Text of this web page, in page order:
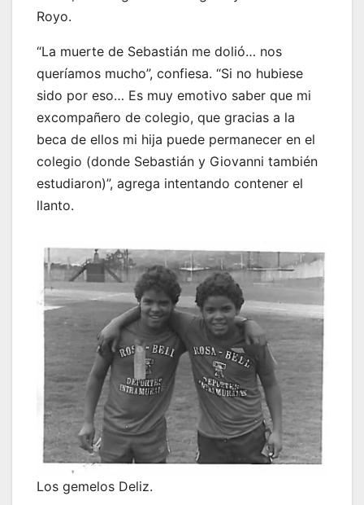
Royo.
“La muerte de Sebastián me dolió… nos
queríamos mucho”, confiesa. “Si no hubiese
sido por eso… Es muy emotivo saber que mi
excompañero de colegio, que gracias a la
beca de ellos mi hija puede permanecer en el
colegio (donde Sebastián y Giovanni también
estudiaron)”, agrega intentando contener el
llanto.
Los gemelos Deliz.